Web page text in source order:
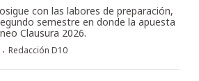
con las labores de preparación,
semestre en donde la apuesta
Clausura 2026.
· Redacción D10